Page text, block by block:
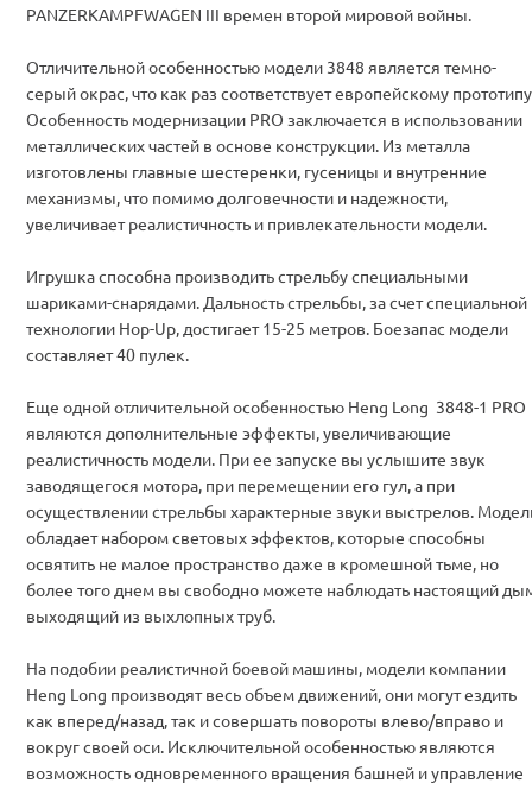
PANZERKAMPFWAGEN III времен второй мировой войны.
Отличительной особенностью модели 3848 является темно-
серый окрас, что как раз соответствует европейскому
Особенность модернизации PRO заключается в использовании
металлических частей в основе конструкции. Из металла
изготовлены главные шестеренки, гусеницы и внутренние
механизмы, что помимо долговечности и надежности,
увеличивает реалистичность и привлекательности модели.
Игрушка способна производить стрельбу специальными
шариками-снарядами. Дальность стрельбы, за счет специальной
технологии Hop-Up, достигает 15-25 метров. Боезапас модели
составляет 40 пулек.
Еще одной отличительной особенностью Heng Long 3848-1 PRO
являются дополнительные эффекты, увеличивающие
реалистичность модели. При ее запуске вы услышите звук
заводящегося мотора, при перемещении его гул, а при
осуществлении стрельбы характерные звуки выстрелов.
обладает набором световых эффектов, которые способны
освятить не малое пространство даже в кромешной тьме, но
более того днем вы свободно можете наблюдать настоящий
выходящий из выхлопных труб.
На подобии реалистичной боевой машины, модели компании
Heng Long производят весь объем движений, они могут ездить
как вперед/назад, так и совершать повороты влево/вправо и
вокруг своей оси. Исключительной особенностью являются
возможность одновременного вращения башней и управление